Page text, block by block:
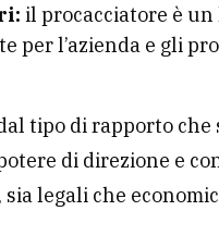
il procacciatore è
per l’azienda e gli
tipo di rapporto che
di direzione e
legali che